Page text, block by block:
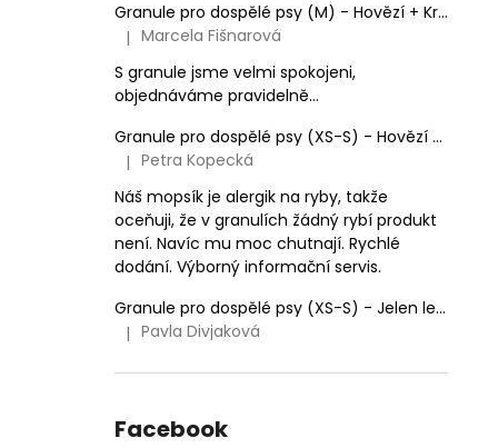
Granule pro dospělé psy (M) - Hovězí + Krůtí 9kg
Hodnocení produktu je 5 z 5 hvězdiček.
| Marcela Fišnarová
S granule jsme velmi spokojeni,
objednáváme pravidelně...
Granule pro dospělé psy (XS-S) - Hovězí + Krůtí
Hodnocení produktu je 5 z 5 hvězdiček.
| Petra Kopecká
Náš mopsík je alergik na ryby, takže
oceňuji, že v granulích žádný rybí produkt
není. Navíc mu moc chutnají. Rychlé
dodání. Výborný informační servis.
Granule pro dospělé psy (XS-S) - Jelen lesní (SENSITIVE) 9kg
Hodnocení produktu je 5 z 5 hvězdiček.
| Pavla Divjaková
Facebook